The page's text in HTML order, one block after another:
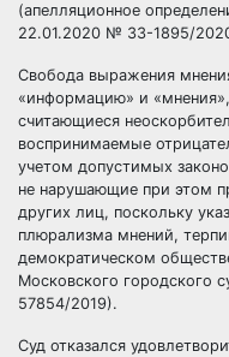
(апелляционное
22.01.2020 № 33-1895/
Свобода выражения
«информацию» и
считающиеся
воспринимаемые
учетом допустимых
не нарушающие при этом
других лиц, поскольку
плюрализма мнений,
демократическом
Московского городского
57854/2019).
Суд отказался